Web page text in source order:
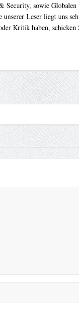
sowie
Leser liegt uns
Kritik haben,